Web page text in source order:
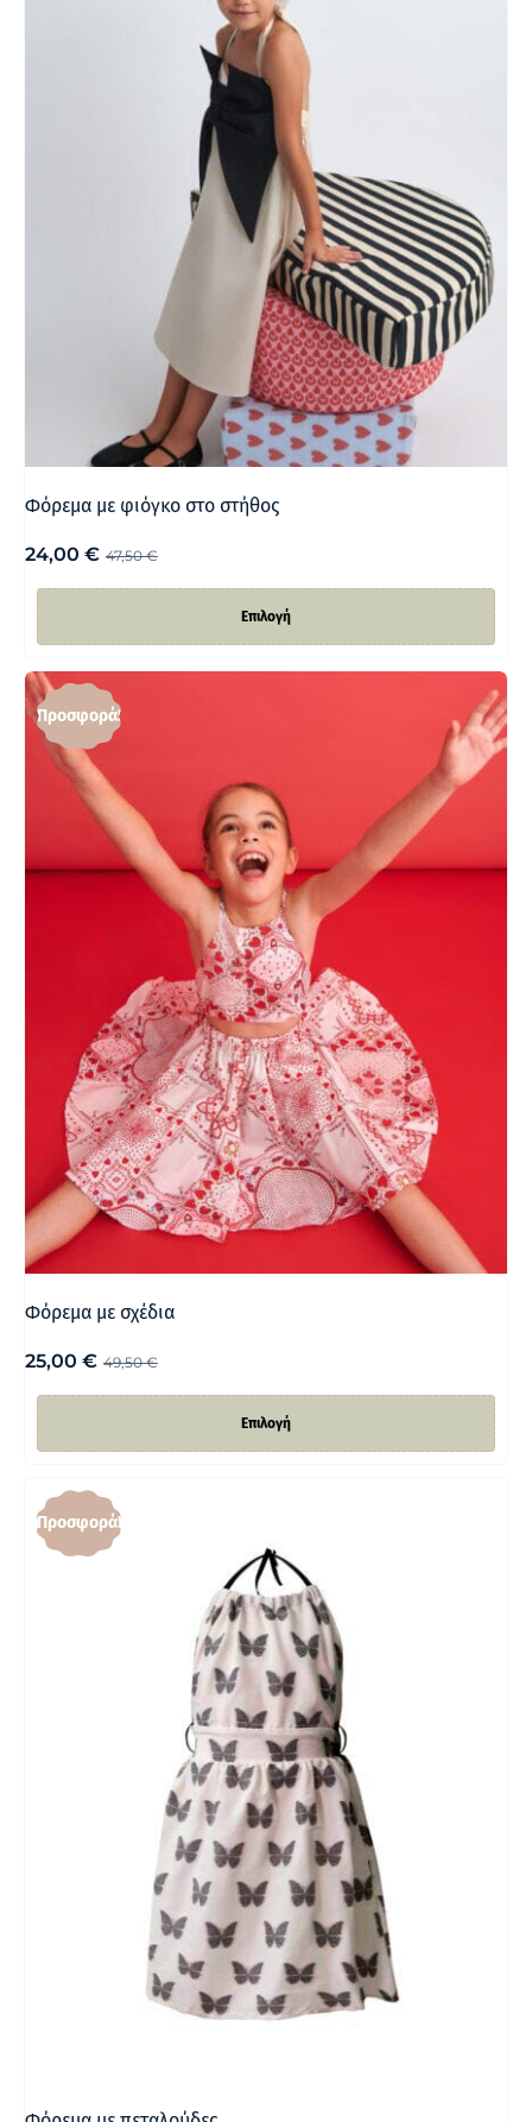
Φόρεμα με φιόγκο στο στήθος
47,50€
24,00 €
Επιλογή
Προσφορά!
Φόρεμα με σχέδια
49,50€
25,00 €
Επιλογή
Προσφορά!